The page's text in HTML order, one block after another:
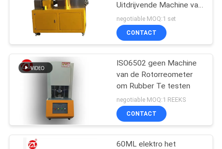
Uitdrijvende Machine van
de Machine
Tweelingschroef voor
pvc-de PA van PC
negotiable MOQ:1 set
CONTACT
ISO6502 geen Machine
van de Rotorreometer
om Rubber Te testen
negotiable MOQ:1 REEKS
CONTACT
60ML elektro het